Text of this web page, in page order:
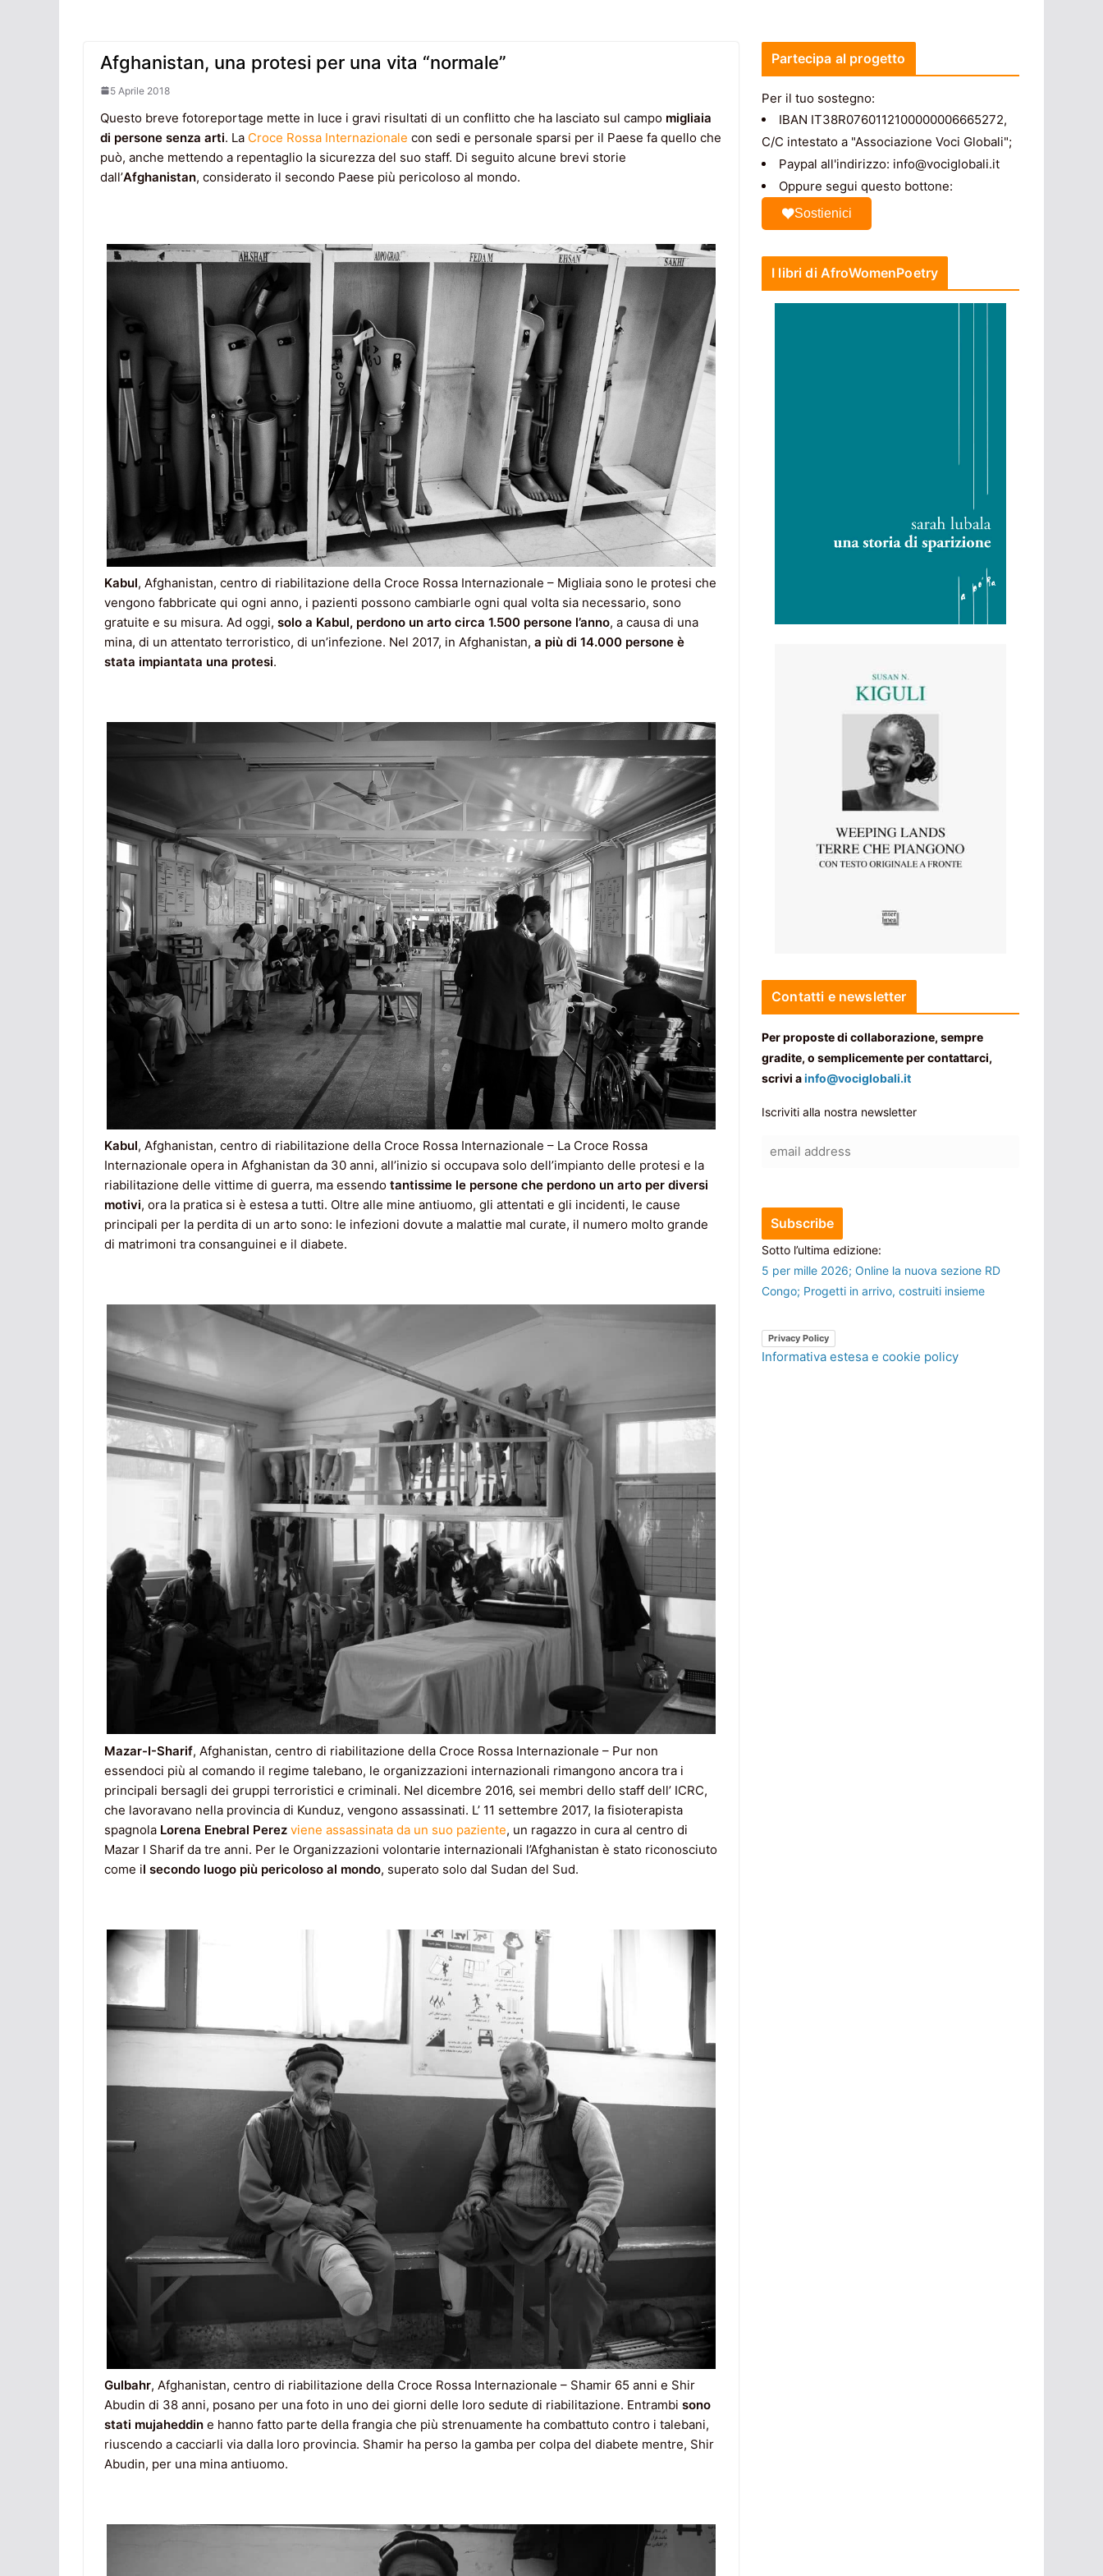
Afghanistan, una protesi per una vita “normale”
5 Aprile 2018
Questo breve fotoreportage mette in luce i gravi risultati di un conflitto che ha lasciato sul campo migliaia
di persone senza arti. La Croce Rossa Internazionale con sedi e personale sparsi per il Paese fa quello che
può, anche mettendo a repentaglio la sicurezza del suo staff. Di seguito alcune brevi storie
dall’Afghanistan, considerato il secondo Paese più pericoloso al mondo.
Kabul, Afghanistan, centro di riabilitazione della Croce Rossa Internazionale – Migliaia sono le protesi che
vengono fabbricate qui ogni anno, i pazienti possono cambiarle ogni qual volta sia necessario, sono
gratuite e su misura. Ad oggi, solo a Kabul, perdono un arto circa 1.500 persone l’anno, a causa di una
mina, di un attentato terroristico, di un’infezione. Nel 2017, in Afghanistan, a più di 14.000 persone è
stata impiantata una protesi.
Kabul, Afghanistan, centro di riabilitazione della Croce Rossa Internazionale – La Croce Rossa
Internazionale opera in Afghanistan da 30 anni, all’inizio si occupava solo dell’impianto delle protesi e la
riabilitazione delle vittime di guerra, ma essendo tantissime le persone che perdono un arto per diversi
motivi, ora la pratica si è estesa a tutti. Oltre alle mine antiuomo, gli attentati e gli incidenti, le cause
principali per la perdita di un arto sono: le infezioni dovute a malattie mal curate, il numero molto grande
di matrimoni tra consanguinei e il diabete.
Mazar-I-Sharif, Afghanistan, centro di riabilitazione della Croce Rossa Internazionale – Pur non
essendoci più al comando il regime talebano, le organizzazioni internazionali rimangono ancora tra i
principali bersagli dei gruppi terroristici e criminali. Nel dicembre 2016, sei membri dello staff dell’ ICRC,
che lavoravano nella provincia di Kunduz, vengono assassinati. L’ 11 settembre 2017, la fisioterapista
spagnola Lorena Enebral Perez viene assassinata da un suo paziente, un ragazzo in cura al centro di
Mazar I Sharif da tre anni. Per le Organizzazioni volontarie internazionali l’Afghanistan è stato riconosciuto
come il secondo luogo più pericoloso al mondo, superato solo dal Sudan del Sud.
Gulbahr, Afghanistan, centro di riabilitazione della Croce Rossa Internazionale – Shamir 65 anni e Shir
Abudin di 38 anni, posano per una foto in uno dei giorni delle loro sedute di riabilitazione. Entrambi sono
stati mujaheddin e hanno fatto parte della frangia che più strenuamente ha combattuto contro i talebani,
riuscendo a cacciarli via dalla loro provincia. Shamir ha perso la gamba per colpa del diabete mentre, Shir
Abudin, per una mina antiuomo.
Partecipa al progetto
Per il tuo sostegno:
IBAN IT38R0760112100000006665272,
C/C intestato a "Associazione Voci Globali";
Paypal all'indirizzo: info@vociglobali.it
Oppure segui questo bottone:
Sostienici
I libri di AfroWomenPoetry
Contatti e newsletter
Per proposte di collaborazione, sempre
gradite, o semplicemente per contattarci,
scrivi ainfo@vociglobali.it
Iscriviti alla nostra newsletter
Sotto l’ultima edizione:
5 per mille 2026; Online la nuova sezione RD
Congo; Progetti in arrivo, costruiti insieme
Privacy Policy
Informativa estesa e cookie policy